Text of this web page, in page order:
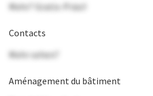
Mehr? Gratis-Präsi!
Contacts
Mehr sehen?
Aménagement du bâtiment